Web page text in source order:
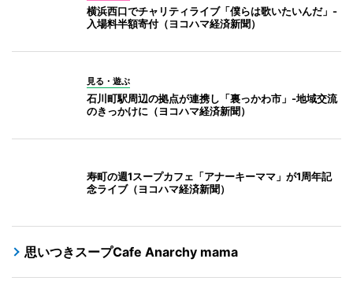
横浜西口でチャリティライブ「僕らは歌いたいんだ」-
入場料半額寄付（ヨコハマ経済新聞）
見る・遊ぶ
石川町駅周辺の拠点が連携し「裏っかわ市」-地域交流
のきっかけに（ヨコハマ経済新聞）
寿町の週1スープカフェ「アナーキーママ」が1周年記
念ライブ（ヨコハマ経済新聞）
思いつきスープCafe Anarchy mama